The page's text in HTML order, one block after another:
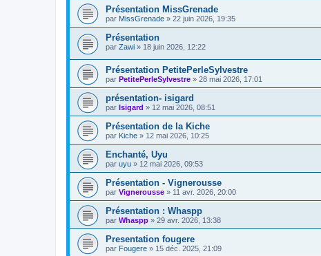
Présentation MissGrenade
par MissGrenade » 22 juin 2026, 19:35
Présentation
par Zawi » 18 juin 2026, 12:22
Présentation PetitePerleSylvestre
par PetitePerleSylvestre » 28 mai 2026, 17:01
présentation- isigard
par Isigard » 12 mai 2026, 08:51
Présentation de la Kiche
par Kiche » 12 mai 2026, 10:25
Enchanté, Uyu
par uyu » 12 mai 2026, 09:53
Présentation - Vignerousse
par Vignerousse » 11 avr. 2026, 20:00
Présentation : Whaspp
par Whaspp » 29 avr. 2026, 13:38
Presentation fougere
par Fougere » 15 déc. 2025, 21:09